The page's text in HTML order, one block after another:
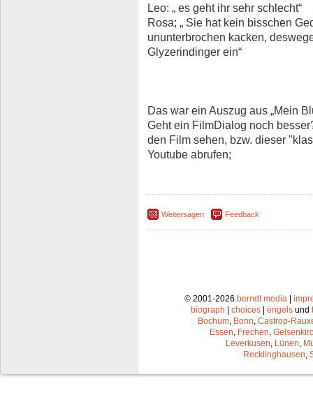
Leo: „ es geht ihr sehr schlecht“
Rosa; „ Sie hat kein bisschen
ununterbrochen kacken,
Glyzerindinger ein“
Das war ein Auszug aus „Mein
Geht ein FilmDialog noch
den Film sehen, bzw. dieser
Youtube abrufen;
Weitersagen Feedback
© 2001-2026 berndt media|
biograph
choices engels und
Bochum, Bonn, Castrop-
Essen, Frechen,
Leverkusen, Lünen,
Recklinghausen,